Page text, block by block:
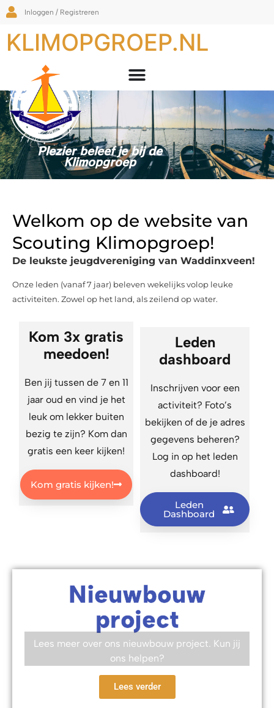
Inloggen / Registreren
KLIMOPGROEP.NL
Plezier beleef je bij de
Klimopgroep
Welkom op de website van
Scouting Klimopgroep!
De leukste jeugdvereniging van Waddinxveen!
Onze leden (vanaf 7 jaar) beleven wekelijks volop leuke
activiteiten. Zowel op het land, als zeilend op water.
Kom 3x gratis
meedoen!
Ben jij tussen de 7 en 11
jaar oud en vind je het
leuk om lekker buiten
bezig te zijn? Kom dan
gratis een keer kijken!
Kom gratis kijken!
Leden
dashboard
Inschrijven voor een
activiteit? Foto’s
bekijken of de je adres
gegevens beheren?
Log in op het leden
dashboard!
Leden
Dashboard
Nieuwbouw
project
Lees meer over ons nieuwbouw project. Kun jij
ons helpen?
Lees verder